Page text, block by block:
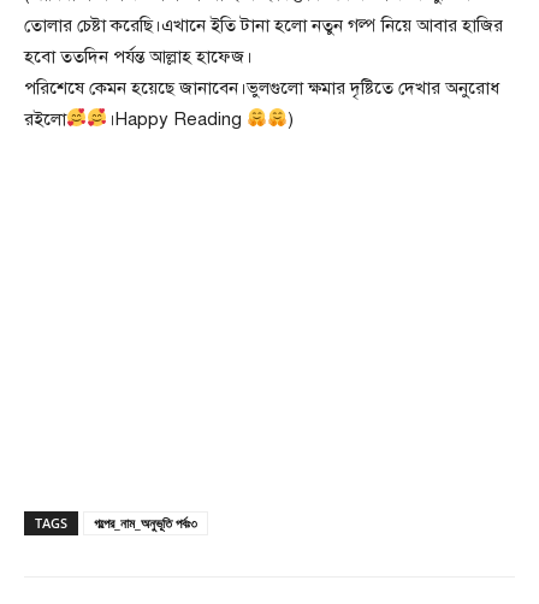
তোলার চেষ্টা করেছি।এখানে ইতি টানা হলো নতুন গল্প নিয়ে আবার হাজির
হবো ততদিন পর্যন্ত আল্লাহ হাফেজ।
পরিশেষে কেমন হয়েছে জানাবেন।ভুলগুলো ক্ষমার দৃষ্টিতে দেখার অনুরোধ
রইলো
।Happy Reading )
TAGS গল্পের_নাম_অনুভূতি পর্বঃ৩